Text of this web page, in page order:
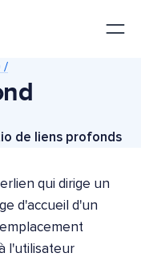
/
de liens profonds
qui dirige un
d'accueil d'un
l'utilisateur